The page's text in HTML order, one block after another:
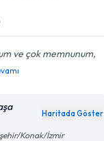
ve çok memnunum,
Haritada Göster
Konak/İzmir